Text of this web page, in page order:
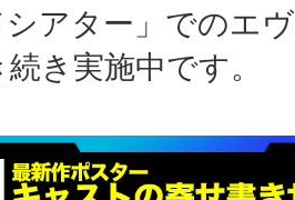
シアター」でのエ
き実施中です。